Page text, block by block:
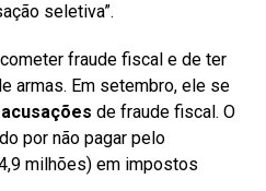
seletiva”.
fraude fiscal e de ter
armas. Em setembro, ele se
de fraude fiscal. O
por não pagar pelo
milhões) em impostos